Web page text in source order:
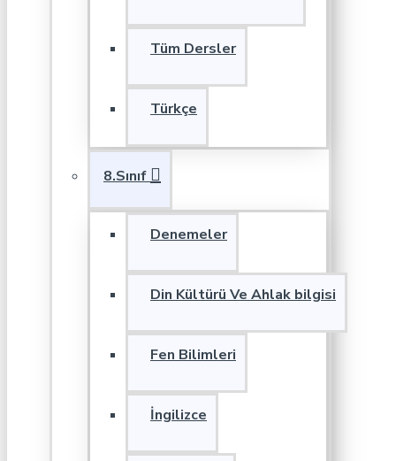
Tüm Dersler
Türkçe
8.Sınıf
Denemeler
Din Kültürü Ve Ahlak bilgisi
Fen Bilimleri
İngilizce